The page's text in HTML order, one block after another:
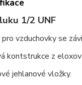
1/2 UNF
vzduchovky se
kontstrukce z
jehlanové vložky.